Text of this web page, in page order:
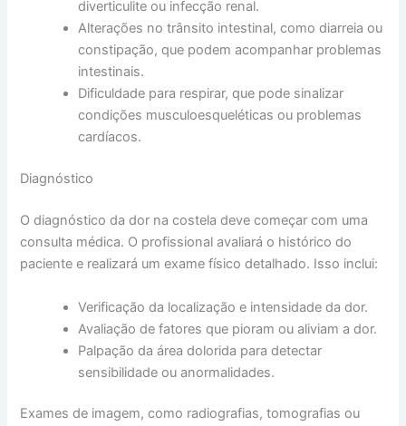
diverticulite ou infecção renal.
Alterações no trânsito intestinal, como diarreia ou
constipação, que podem acompanhar problemas
intestinais.
Dificuldade para respirar, que pode sinalizar
condições musculoesqueléticas ou problemas
cardíacos.
Diagnóstico
O diagnóstico da dor na costela deve começar com uma
consulta médica. O profissional avaliará o histórico do
paciente e realizará um exame físico detalhado. Isso inclui:
Verificação da localização e intensidade da dor.
Avaliação de fatores que pioram ou aliviam a dor.
Palpação da área dolorida para detectar
sensibilidade ou anormalidades.
Exames de imagem, como radiografias, tomografias ou